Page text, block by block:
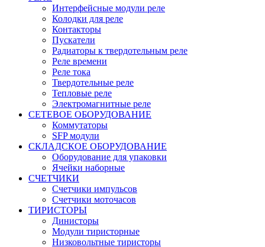
Интерфейсные модули реле
Колодки для реле
Контакторы
Пускатели
Радиаторы к твердотельным реле
Реле времени
Реле тока
Твердотельные реле
Тепловые реле
Электромагнитные реле
СЕТЕВОЕ ОБОРУДОВАНИЕ
Коммутаторы
SFP модули
СКЛАДСКОЕ ОБОРУДОВАНИЕ
Оборудование для упаковки
Ячейки наборные
СЧЕТЧИКИ
Счетчики импульсов
Счетчики моточасов
ТИРИСТОРЫ
Динисторы
Модули тиристорные
Низковольтные тиристоры